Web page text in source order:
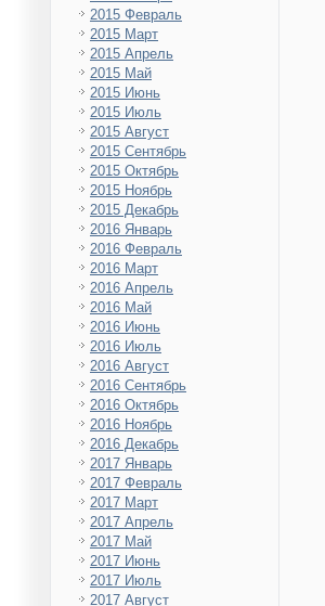
2015 Февраль
2015 Март
2015 Апрель
2015 Май
2015 Июнь
2015 Июль
2015 Август
2015 Сентябрь
2015 Октябрь
2015 Ноябрь
2015 Декабрь
2016 Январь
2016 Февраль
2016 Март
2016 Апрель
2016 Май
2016 Июнь
2016 Июль
2016 Август
2016 Сентябрь
2016 Октябрь
2016 Ноябрь
2016 Декабрь
2017 Январь
2017 Февраль
2017 Март
2017 Апрель
2017 Май
2017 Июнь
2017 Июль
2017 Август